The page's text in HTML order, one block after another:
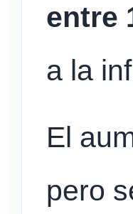
entre
a la
El
pero